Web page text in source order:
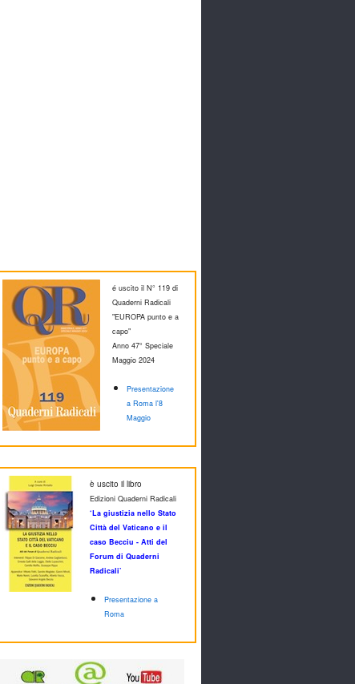
é uscito il N° 119 di
Quaderni Radicali
"EUROPA punto e a
capo"
Anno 47° Speciale
Maggio 2024
Presentazione
a Roma l'8
Maggio
è uscito il libro
Edizioni Quaderni Radicali
‘La giustizia nello Stato
Città del Vaticano e il
caso Becciu - Atti del
Forum di Quaderni
Radicali’
Presentazione a
Roma